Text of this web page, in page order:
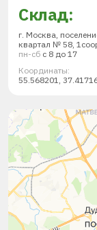
Склад:
г. Москва,
квартал № 58,
пн-сб с 8 до 17
Координаты:
55.568201,